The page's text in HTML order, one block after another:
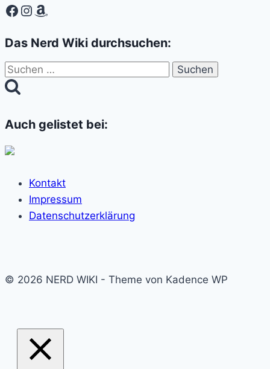
Facebook
Instagram
Amazon
Das Nerd Wiki durchsuchen:
Suchen
nach:
Auch gelistet bei:
Kontakt
Impressum
Datenschutzerklärung
© 2026 NERD WIKI - Theme von Kadence WP